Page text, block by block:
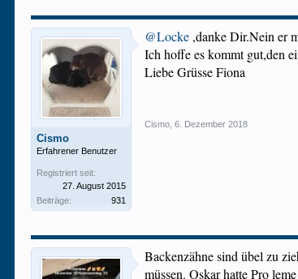
Cismo
Erfahrener Benutzer
Registriert seit:
27. August 2015
Beiträge:
931
@Locke ,danke Dir.Nein er
Ich hoffe es kommt gut,den
Liebe Grüsse Fiona
Cismo 6. Dezember 2018
Backenzähne sind übel zu
müssen. Oskar hatte Pro